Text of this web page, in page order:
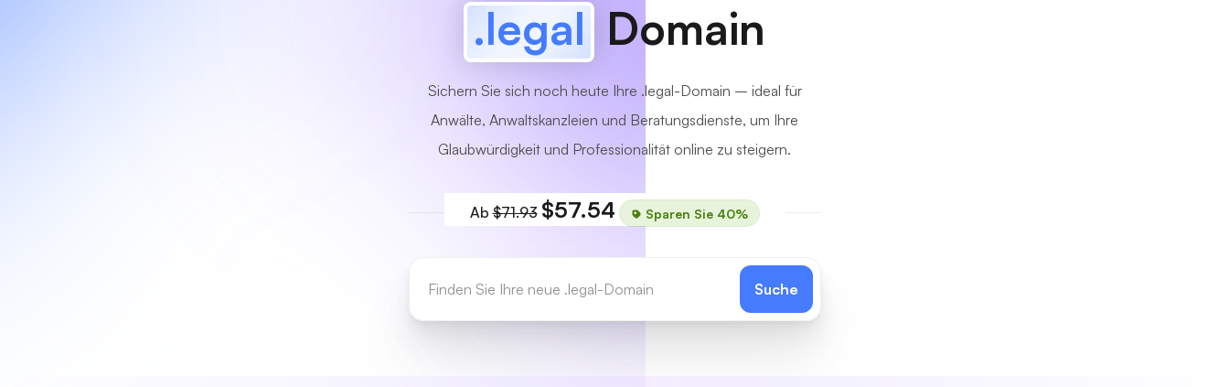
.legal Domain
Sichern Sie sich noch heute Ihre .legal-Domain – ideal für
Anwälte, Anwaltskanzleien und Beratungsdienste, um Ihre
Glaubwürdigkeit und Professionalität online zu steigern.
Ab$71.93 $57.54 Sparen Sie 40%
Suche